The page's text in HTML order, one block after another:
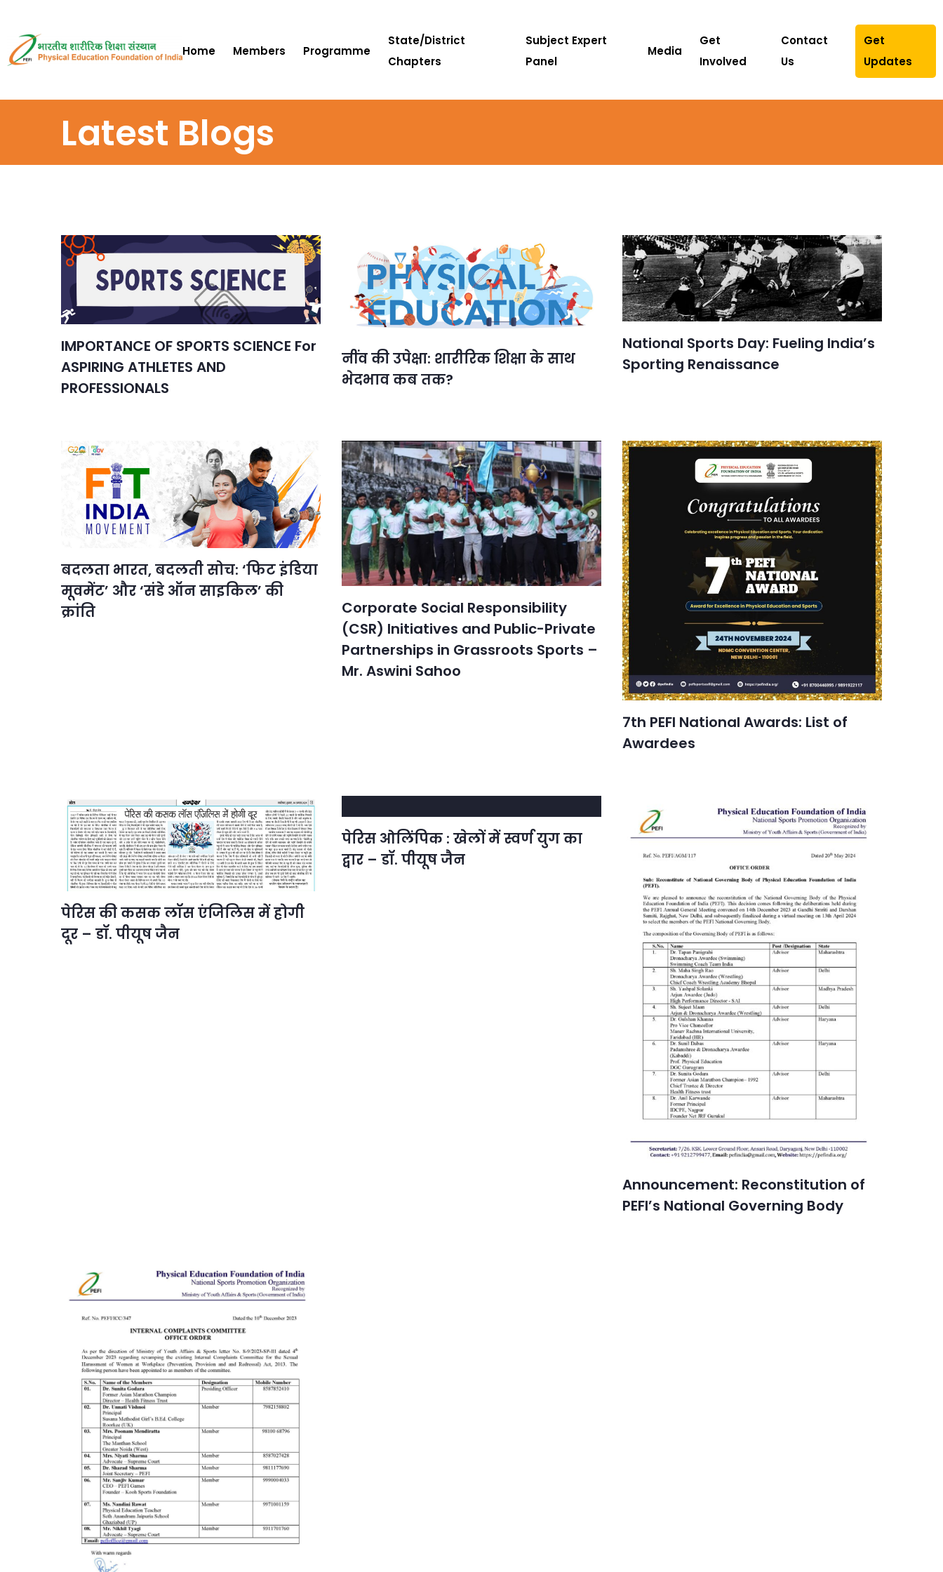
Home Members Programme
State/District
Chapters
Subject Expert
Panel
Media
Get
Involved
Contact
Us
Get
Updates
Latest Blogs
IMPORTANCE OF SPORTS SCIENCE For
ASPIRING ATHLETES AND
PROFESSIONALS
नींव की उपेक्षा: शारीरिक शिक्षा के साथ
भेदभाव कब तक?
National Sports Day: Fueling India’s
Sporting Renaissance
बदलता भारत, बदलती सोच: ‘फिट इंडिया
मूवमेंट’ और ‘संडे ऑन साइकिल’ की
क्रांति
Corporate Social Responsibility
(CSR) Initiatives and Public-Private
Partnerships in Grassroots Sports –
Mr. Aswini Sahoo
7th PEFI National Awards: List of
Awardees
पेरिस की कसक लॉस एंजिलिस में होगी
दूर – डॉ. पीयूष जैन
पेरिस ओलिंपिक : खेलों में स्वर्ण युग का
द्वार – डॉ. पीयूष जैन
Announcement: Reconstitution of
PEFI’s National Governing Body